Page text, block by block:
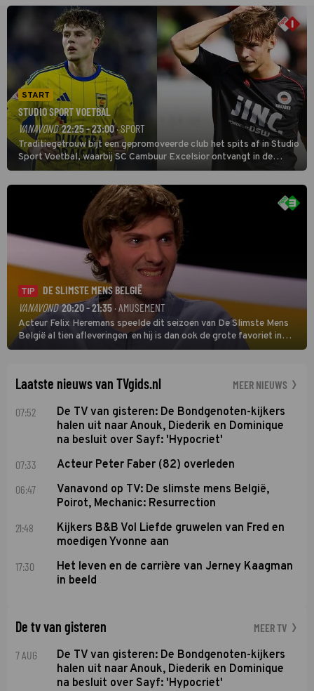
START
STUDIO SPORT VOETBAL
VANAVOND 22:25 - 23:00· SPORT
Traditiegetrouw bijt een gepromoveerde club het spits af in Studio
Sport Voetbal, waarbij SC Cambuur Excelsior ontvangt in de
eerste wedstrijd van het nieuwe Eredivisieseizoen. De nieuwe
oefenmeester is Johan Plat en hij wil aanvallend voetballen.
TIP
DE SLIMSTE MENS BELGIË
VANAVOND 20:20 - 21:35· AMUSEMENT
Acteur Felix Heremans speelde dit seizoen van De Slimste Mens
België al tien afleveringen en hij is dan ook de grote favoriet in
deze seizoensfinale. En er is Nederlandse inbreng, want komiek
Laatste nieuws van TVgids.nl MEER NIEUWS
07:52
De TV van gisteren: De Bondgenoten-kijkers
halen uit naar Anouk, Diederik en Dominique
na besluit over Sayf: 'Hypocriet'
07:33 Acteur Peter Faber (82) overleden
06:47
Vanavond op TV: De slimste mens België,
Poirot, Mechanic: Resurrection
21:48
Kijkers B&B Vol Liefde gruwelen van Fred en
moedigen Yvonne aan
17:30
Het leven en de carrière van Jerney Kaagman
in beeld
De tv van gisteren MEER TV
7 AUG
De TV van gisteren: De Bondgenoten-kijkers
halen uit naar Anouk, Diederik en Dominique
na besluit over Sayf: 'Hypocriet'